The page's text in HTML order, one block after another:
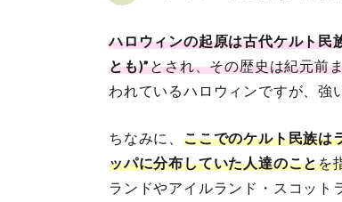
ハロウィンの起原は古代ケルト民
とも)”とされ、その歴史は紀元前
われているハロウィンですが、強
ちなみに、 ここでのケルト民族は
ッパに分布していた人達のことを
ランドやアイルランド・スコット